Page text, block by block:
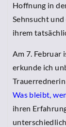
Hoffnung in
Sehnsucht
ihrem
Am 7. Februar
erkunde ich
Was bleibt,
ihren